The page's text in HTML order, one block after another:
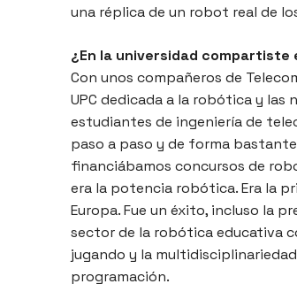
una réplica de un robot real de
¿En la universidad
Con unos compañeros de
UPC dedicada a la robótica y las
estudiantes de ingeniería de
paso a paso y de forma
financiábamos concursos de
era la potencia robótica. Era la
Europa. Fue un éxito, incluso la
sector de la robótica educativa
jugando y la
programación.